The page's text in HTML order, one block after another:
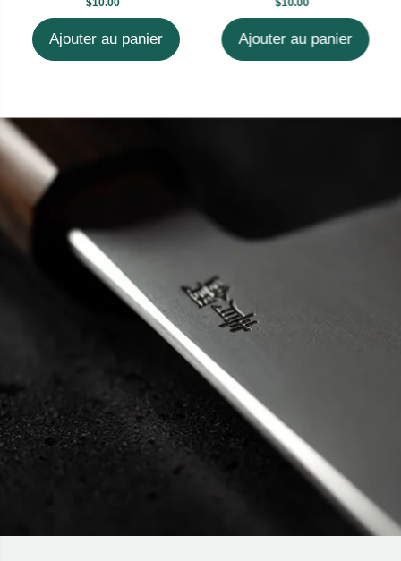
$10.00
Ajouter au panier
$10.00
Ajouter au panier